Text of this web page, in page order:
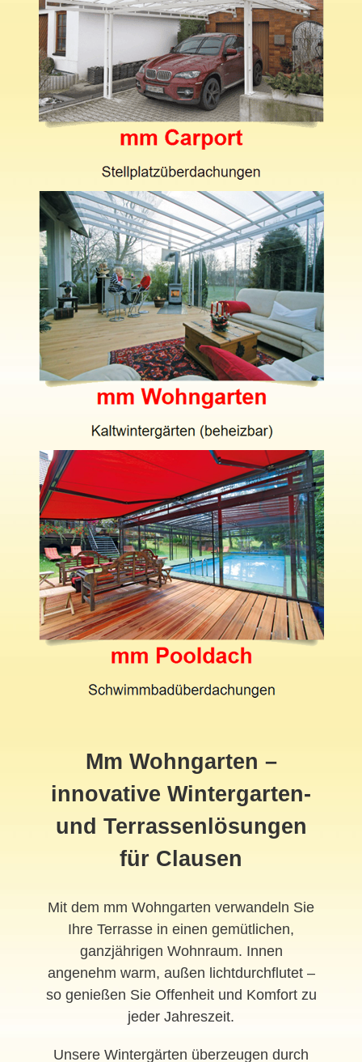
Mm Wohngarten –
innovative Wintergarten-
und Terrassenlösungen
für Clausen
Mit dem mm Wohngarten verwandeln Sie
Ihre Terrasse in einen gemütlichen,
ganzjährigen Wohnraum. Innen
angenehm warm, außen lichtdurchflutet –
so genießen Sie Offenheit und Komfort zu
jeder Jahreszeit.
Unsere Wintergärten überzeugen durch